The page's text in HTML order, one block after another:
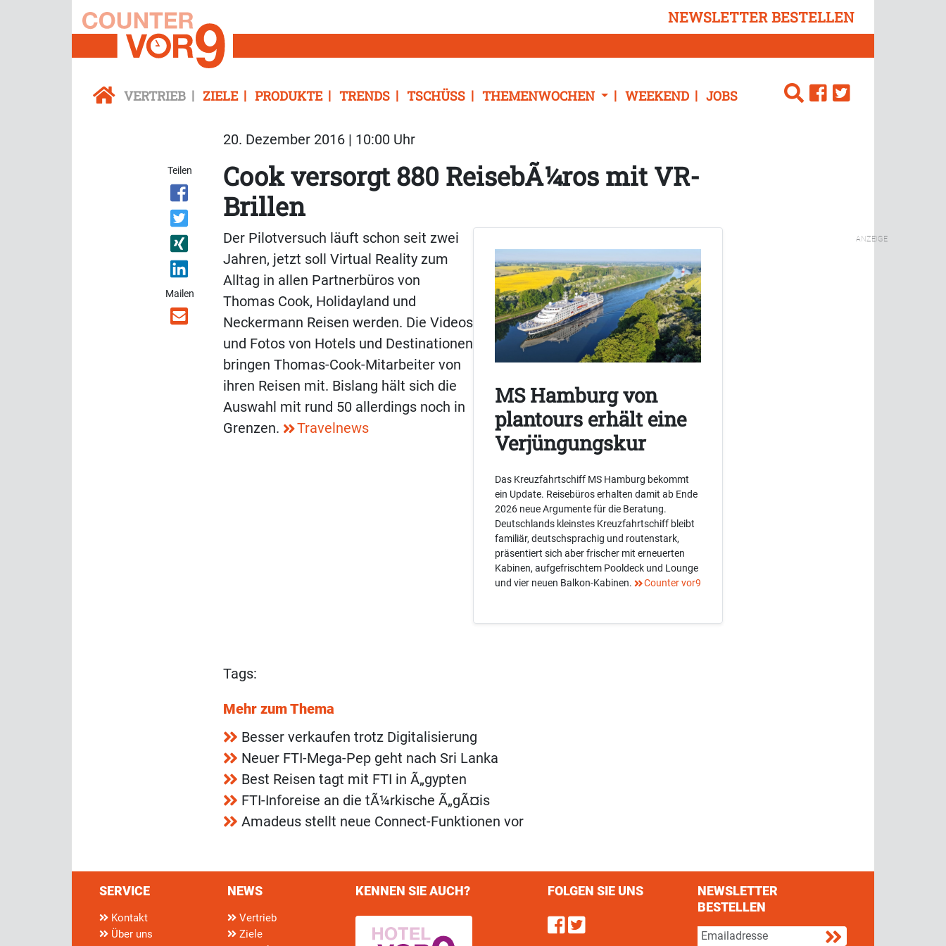
NEWSLETTER BESTELLEN
VERTRIEB ZIELE PRODUKTE TRENDS TSCHÜSS THEMENWOCHEN WEEKEND JOBS
20. Dezember 2016 | 10:00 Uhr
Teilen
Mailen
Cook versorgt 880 ReisebÃ¼ros mit VR-
Brillen
ANZEIGE
MS Hamburg von
plantours erhält eine
Verjüngungskur
Das Kreuzfahrtschiff MS Hamburg bekommt
ein Update. Reisebüros erhalten damit ab Ende
2026 neue Argumente für die Beratung.
Deutschlands kleinstes Kreuzfahrtschiff bleibt
familiär, deutschsprachig und routenstark,
präsentiert sich aber frischer mit erneuerten
Kabinen, aufgefrischtem Pooldeck und Lounge
und vier neuen Balkon-Kabinen.
Counter vor9
Der Pilotversuch läuft schon seit zwei
Jahren, jetzt soll Virtual Reality zum
Alltag in allen Partnerbüros von
Thomas Cook, Holidayland und
Neckermann Reisen werden. Die Videos
und Fotos von Hotels und Destinationen
bringen Thomas-Cook-Mitarbeiter von
ihren Reisen mit. Bislang hält sich die
Auswahl mit rund 50 allerdings noch in
Grenzen.
Travelnews
Tags:
Mehr zum Thema
Besser verkaufen trotz Digitalisierung
Neuer FTI-Mega-Pep geht nach Sri Lanka
Best Reisen tagt mit FTI in Ã„gypten
FTI-Inforeise an die tÃ¼rkische Ã„gÃ¤is
Amadeus stellt neue Connect-Funktionen vor
SERVICE
Kontakt
Über uns
NEWS
Vertrieb
Ziele
KENNEN SIE AUCH? FOLGEN SIE UNS
Find us on Facebook
Follow us on Twitter
NEWSLETTER
BESTELLEN